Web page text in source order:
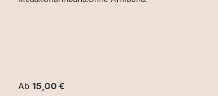
Regulärer Preis:
Ab 15,00 €